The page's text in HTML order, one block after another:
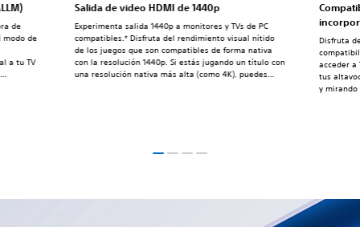
Salida de video HDMI de 1440p
Experimenta salida 1440p a monitores y TVs de PC
compatibles.* Disfruta del rendimiento visual nítido
de los juegos que son compatibles de forma nativa
con la resolución 1440p. Si estás jugando un título con
una resolución nativa más alta (como 4K), puedes
Disfruta
acceder a
tus
y mirando
de
modo de
a tu TV